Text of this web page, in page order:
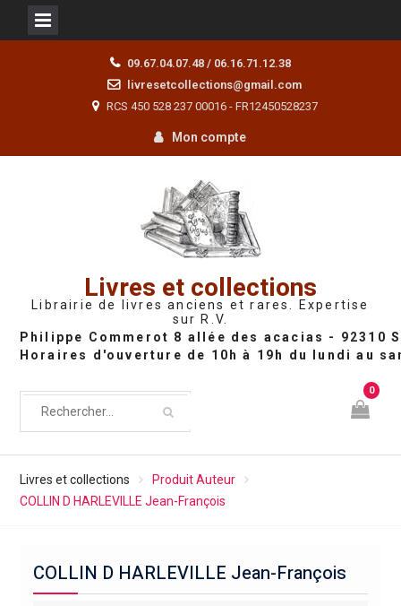
09.67.04.07.48 / 06.16.71.12.38
livresetcollections@gmail.com
RCS 450 528 237 00016 - FR12450528237
Mon compte
Livres et collections
Librairie de livres anciens et rares. Expertise
sur R.V.
0
Livres et collections
Produit Auteur
COLLIN D HARLEVILLE Jean-François
COLLIN D HARLEVILLE Jean-François